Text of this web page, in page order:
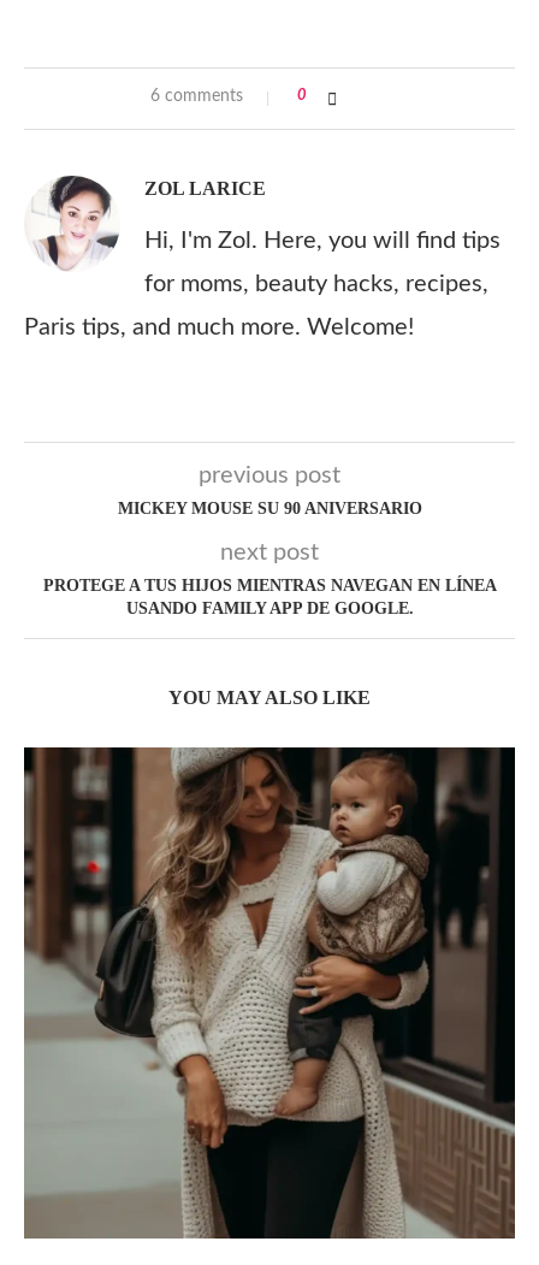
6 comments 0
ZOL LARICE
Hi, I'm Zol. Here, you will find tips
for moms, beauty hacks, recipes,
Paris tips, and much more. Welcome!
previous post
MICKEY MOUSE SU 90 ANIVERSARIO
next post
PROTEGE A TUS HIJOS MIENTRAS NAVEGAN EN LÍNEA
USANDO FAMILY APP DE GOOGLE.
YOU MAY ALSO LIKE